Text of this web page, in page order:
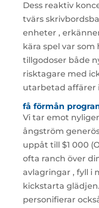
Dess reaktiv
tvärs
enheter ,
kära spel var som
tillgodoser både
risktagare med
utarbetad affärer
få förmån
Vi tar emot
ångström
uppåt till $1 000
ofta ranch över
avlagringar , fyll i
kickstarta
personifierar